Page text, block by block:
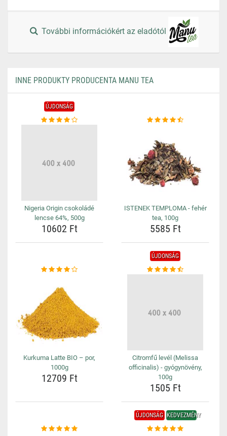
További információkért az eladótól
INNE PRODUKTY PRODUCENTA MANU TEA
ÚJDONSÁG
Nigeria Origin csokoládé
lencse 64%, 500g
10602 Ft
ISTENEK TEMPLOMA - fehér
tea, 100g
5585 Ft
Kurkuma Latte BIO – por,
1000g
12709 Ft
ÚJDONSÁG
Citromfű levél (Melissa
officinalis) - gyógynövény,
100g
1505 Ft
ÚJDONSÁG KEDVEZMÉNY